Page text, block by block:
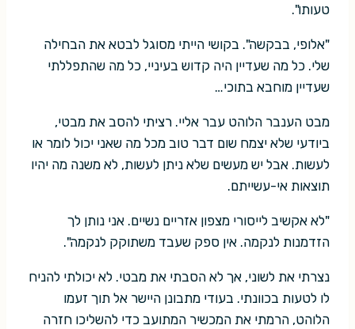
טעותו".
"אלופי, בבקשה". בקושי הייתי מסוגל לבטא את הבחילה
שלי. כל מה שעדיין היה קדוש בעיניי, כל מה שהתפללתי
שעדיין מוחבא בתוכי…
מבט הענבר הלוהט עבר אליי. רציתי להסב את מבטי,
ביודעי שלא יצמח שום דבר טוב מכל מה שאני יכול לומר או
לעשות. אבל יש מעשים שלא ניתן לעשות, לא משנה מה יהיו
תוצאות אי-עשייתם.
"לא אקשיב לייסורי מצפון אזריים נשיים. אני נותן לך
הזדמנות לנקמה. אין ספק שעבד משתוקק לנקמה".
נצרתי את לשוני, אך לא הסבתי את מבטי. לא יכולתי להניח
לו לטעות בכוונתי. בעודי מתבונן היישר אל תוך זעמו
הלוהט, הרמתי את המכשיר המתועב כדי להשליכו חזרה